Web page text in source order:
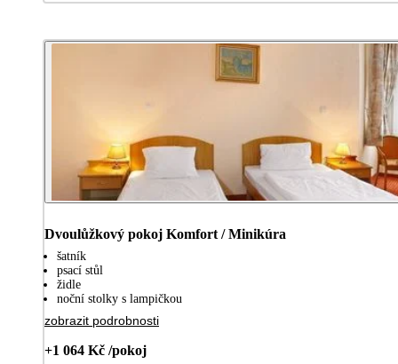
Dvoulůžkový pokoj Komfort / Minikúra
šatník
psací stůl
židle
noční stolky s lampičkou
zobrazit podrobnosti
+1 064 Kč /pokoj